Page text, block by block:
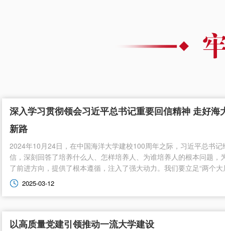
深入学习贯彻领会习近平总书记重要回信精神 走好海
新路
2024年10月24日，在中国海洋大学建校100周年之际，习近平总书记
信，深刻回答了培养什么人、怎样培养人、为谁培养人的根本问题，
了前进方向，提供了根本遵循，注入了强大动力。我们要立足“两个大
2025-03-12
以高质量党建引领推动一流大学建设